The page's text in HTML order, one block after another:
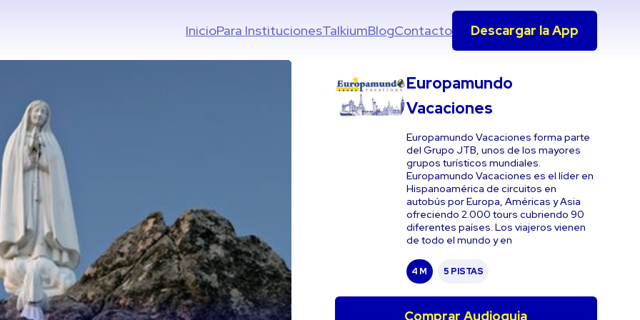
InicioPara InstitucionesTalkiumBlogContacto Descargar la App
Europamundo
Vacaciones
Europamundo Vacaciones forma parte
del Grupo JTB, unos de los mayores
grupos turísticos mundiales.
Europamundo Vacaciones es el líder en
Hispanoamérica de circuitos en
autobús por Europa, Américas y Asia
ofreciendo 2.000 tours cubriendo 90
diferentes países. Los viajeros vienen
de todo el mundo y en
4 M 5 PISTAS
Comprar Audioguia